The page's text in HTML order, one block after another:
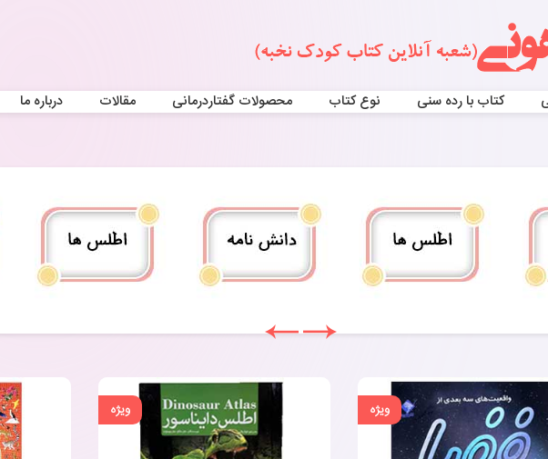
کتاب با رده سنی نوع کتاب محصولات گفتاردرمانی مقالات درباره ما
ویژه ویژه